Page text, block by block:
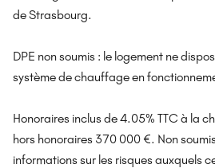
de Strasbourg.
DPE non soumis : le logement ne
système de chauffage en
Honoraires inclus de 4.05% TTC à la
hors honoraires 370 000 €. Non
informations sur les risques auxquels